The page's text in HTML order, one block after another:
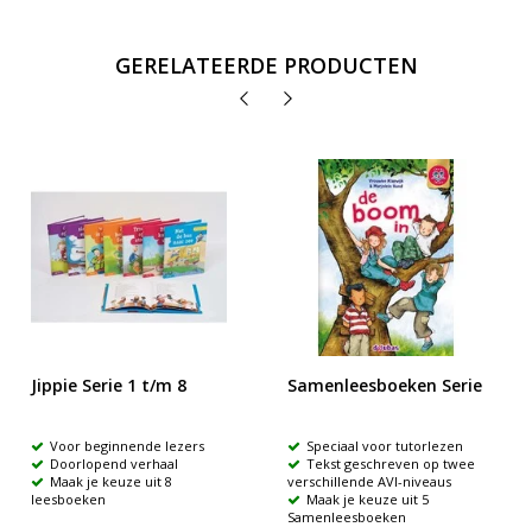
GERELATEERDE PRODUCTEN
Jippie Serie 1 t/m 8
Voor beginnende lezers
Doorlopend verhaal
Maak je keuze uit 8
leesboeken
Samenleesboeken Serie
Speciaal voor tutorlezen
Tekst geschreven op twee
verschillende AVI-niveaus
Maak je keuze uit 5
Samenleesboeken